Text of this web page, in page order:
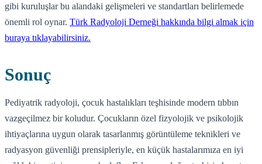
gibi kuruluşlar bu alandaki gelişmeleri ve standartları belirlemede
önemli rol oynar. Türk Radyoloji Derneği hakkında bilgi almak için
buraya tıklayabilirsiniz.
Sonuç
Pediyatrik radyoloji, çocuk hastalıkları teşhisinde modern tıbbın
vazgeçilmez bir koludur. Çocukların özel fizyolojik ve psikolojik
ihtiyaçlarına uygun olarak tasarlanmış görüntüleme teknikleri ve
radyasyon güvenliği prensipleriyle, en küçük hastalarımıza en iyi